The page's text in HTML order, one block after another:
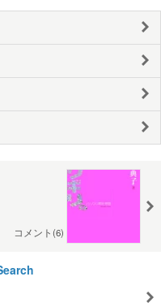
コメント(6)